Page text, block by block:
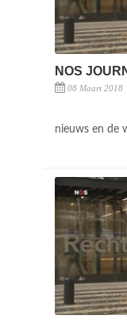
NOS
08 Maart 2018
nieuws en de